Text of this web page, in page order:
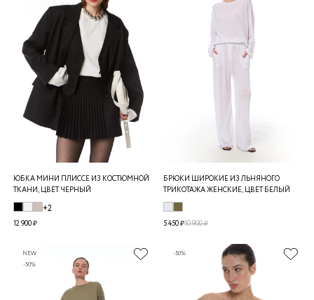
ЮБКА МИНИ ПЛИССЕ ИЗ КОСТЮМНОЙ
ТКАНИ, ЦВЕТ ЧЕРНЫЙ
+2
12 900 ₽
БРЮКИ ШИРОКИЕ ИЗ ЛЬНЯНОГО
ТРИКОТАЖА ЖЕНСКИЕ, ЦВЕТ БЕЛЫЙ
5 450 ₽10 900 ₽
NEW
-50%
-50%